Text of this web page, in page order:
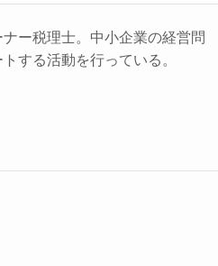
ー税理士。中小企業の経営問
する活動を行っている。